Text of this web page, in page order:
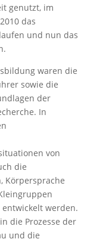
genutzt, im
das
und nun das
waren die
sowie die
der
In
von
die
Körpersprache
werden.
die Prozesse der
und die